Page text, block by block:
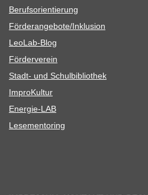
Berufs­ori­en­tie­rung
Förderangebote/​​Inklusion
Leo­Lab-Blog
För­der­ver­ein
Stadt- und Schulbibliothek
Impro­Kul­tur
Ener­­gie-LAB
Lese­men­to­ring